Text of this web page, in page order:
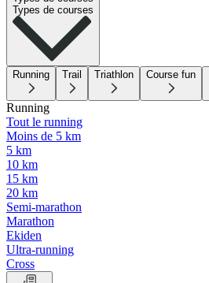
Types de courses
Running Trail Triathlon Course fun
Running
Tout le running
Moins de 5 km
5 km
10 km
15 km
20 km
Semi-marathon
Marathon
Ekiden
Ultra-running
Cross